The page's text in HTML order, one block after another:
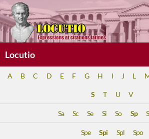
Aller
au
contenu
Locutio
A B C D E F G H I J L
S T U V
Sa Sc Se Si So Sp
Spe Spi Spl Spo